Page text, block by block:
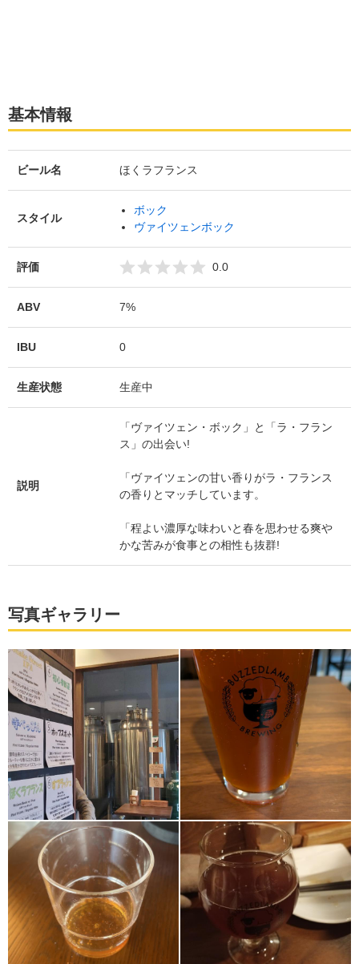
基本情報
ビール名 ほくラフランス
スタイル
ボック
ヴァイツェンボック
評価 0.0
ABV 7%
IBU 0
生産状態 生産中
説明
「ヴァイツェン・ボック」と「ラ・フラン
ス」の出会い!
「ヴァイツェンの甘い香りがラ・フランス
の香りとマッチしています。
「程よい濃厚な味わいと春を思わせる爽や
かな苦みが食事との相性も抜群!
写真ギャラリー